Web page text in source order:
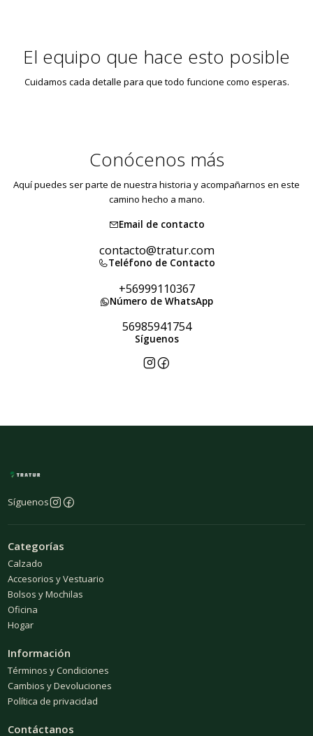
El equipo que hace esto posible
Cuidamos cada detalle para que todo funcione como esperas.
Conócenos más
Aquí puedes ser parte de nuestra historia y acompañarnos en este
camino hecho a mano.
Email de contacto
contacto@tratur.com
Teléfono de Contacto
+56999110367
Número de WhatsApp
56985941754
Síguenos
Síguenos
Categorías
Calzado
Accesorios y Vestuario
Bolsos y Mochilas
Oficina
Hogar
Información
Términos y Condiciones
Cambios y Devoluciones
Política de privacidad
Contáctanos